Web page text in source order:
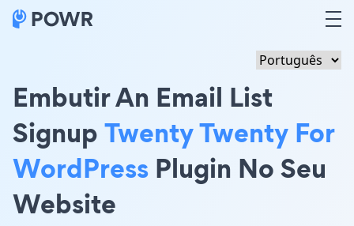
Embutir An Email List
SignupTwenty Twenty For
WordPress Plugin No Seu
Website